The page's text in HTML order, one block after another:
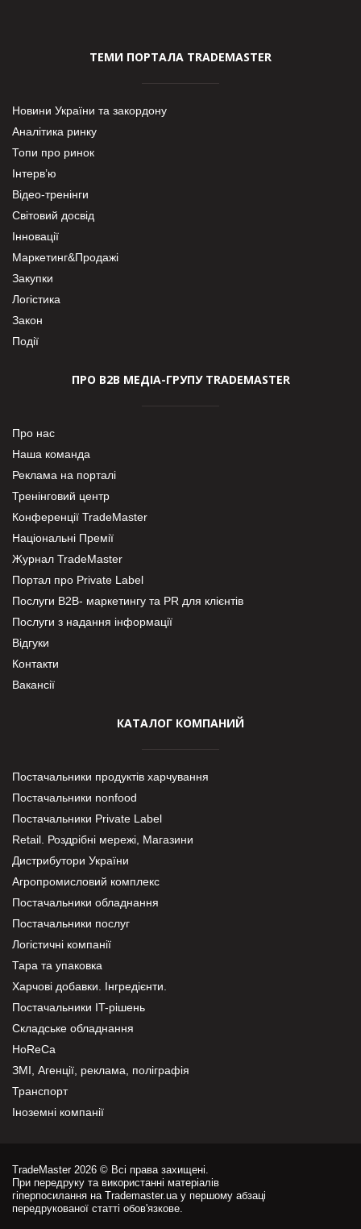
ТЕМИ ПОРТАЛА TRADEMASTER
Новини України та закордону
Аналітика ринку
Топи про ринок
Інтерв’ю
Відео-тренінги
Світовий досвід
Інновації
Маркетинг&Продажі
Закупки
Логістика
Закон
Події
ПРО В2В МЕДІА-ГРУПУ TRADEMASTER
Про нас
Наша команда
Реклама на порталі
Тренінговий центр
Конференції TradeMaster
Національні Премії
Журнал TradeMaster
Портал про Private Label
Послуги В2В- маркетингу та PR для клієнтів
Послуги з надання інформації
Відгуки
Контакти
Вакансії
КАТАЛОГ КОМПАНИЙ
Постачальники продуктів харчування
Постачальники nonfood
Постачальники Private Label
Retail. Роздрібні мережі, Магазини
Дистрибутори України
Агропромисловий комплекс
Постачальники обладнання
Постачальники послуг
Логістичні компанії
Тара та упаковка
Харчові добавки. Інгредієнти.
Постачальники IT-рішень
Складське обладнання
HoReCa
ЗМІ, Агенції, реклама, поліграфія
Транспорт
Іноземні компанії
TradeMaster 2026 © Всі права захищені.
При передруку та використанні матеріалів
гіперпосилання на Trademaster.ua у першому абзаці
передрукованої статті обов'язкове.